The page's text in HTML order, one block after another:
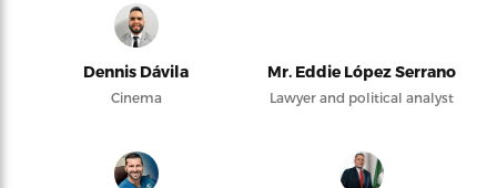
Dennis Dávila
Cinema
Mr. Eddie López Serrano
Lawyer and political analyst